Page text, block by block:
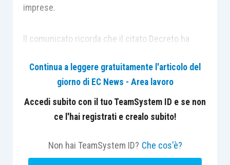
imprese.
Il comunicato ricorda che il citato Decreto ha
domande per l’accesso alle agevolazioni volte a
promuovere la selezione di iniziative
imprenditoriali finalizzate all’acquisizione di
percorsi di formazione diretti a sviluppare o a
nell’ambito della transizione tecnologica, digitale
e verde, di cui all’art. 1, D.M. 4 settembre 2025,
Continua a leggere gratuitamente l'articolo del
giorno di EC News - Area lavoro
Accedi subito con il tuo TeamSystem ID e se non
ce l'hai registrati e crealo subito!
Non hai TeamSystem ID? Che cos'è?